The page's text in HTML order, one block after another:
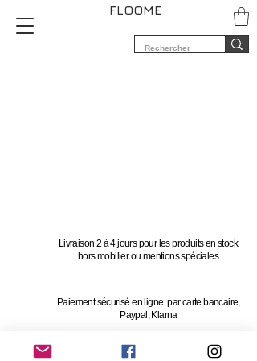
FLOOME
Livraison 2 à 4 jours pour les produits en stock
hors mobilier ou mentions spéciales
Paiement sécurisé en ligne par carte bancaire,
Paypal, Klarna
Vous avez 14 jours pour changer d'avis